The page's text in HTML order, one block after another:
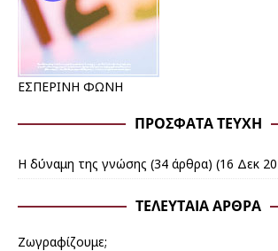
ΕΣΠΕΡΙΝΗ ΦΩΝΗ
ΠΡΌΣΦΑΤΑ ΤΕΎΧΗ
Η δύναμη της γνώσης (34 άρθρα) (16 Δεκ
ΤΕΛΕΥΤΑΊΑ ΆΡΘΡΑ
Ζωγραφίζουμε;